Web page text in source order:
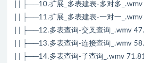
| | ├──10.扩展_多表建表-多对多
| | ├──11.扩展_多表建表-一对一
| | ├──12.多表查询-交叉查询_.wmv
| | ├──13.多表查询-连接查询_.wmv
| | ├──14.多表查询-子查询_.wmv